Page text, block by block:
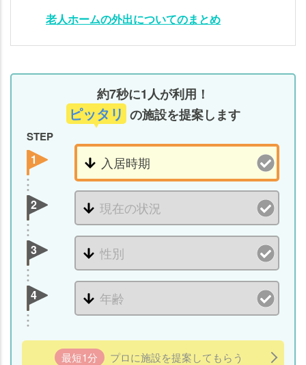
老人ホームの外出についてのまとめ
約7秒に1人が利用！
ピッタリ の施設を提案します
STEP
1
2
3
4
最短1分 プロに施設を提案してもらう
し
合
レ
ッ
方
老
ー